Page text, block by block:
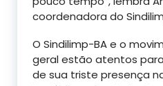
coordenadora do
O Sindilimp-BA e o
geral estão atentos
de sua triste presença